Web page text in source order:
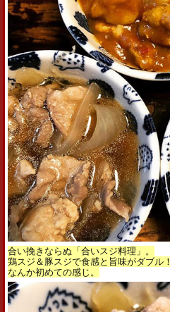
合い挽きならぬ「合いスジ料理」。
鶏スジ＆豚スジで食感と旨味がダブル！
なんか初めての感じ。